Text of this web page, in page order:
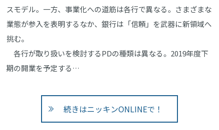
スモデル。一方、事業化への道筋は各行で異なる。さまざまな
業態が参入を表明するなか、銀行は「信頼」を武器に新領域へ
挑む。
各行が取り扱いを検討するPDの種類は異なる。2019年度下
期の開業を予定する…
続きはニッキンONLINEで！